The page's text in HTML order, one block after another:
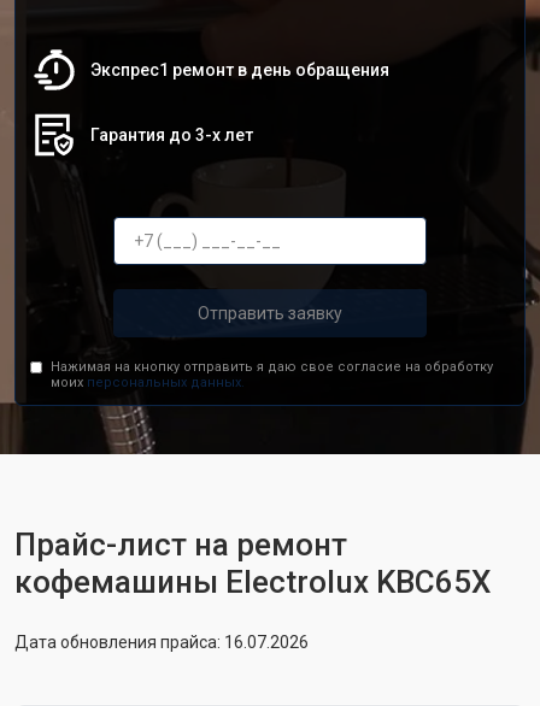
Экспрес1 ремонт в день обращения
Гарантия до 3-х лет
Отправить заявку
Нажимая на кнопку отправить я даю свое согласие на обработку
моих персональных данных.
Прайс-лист на ремонт
кофемашины Electrolux KBC65X
Дата обновления прайса: 16.07.2026